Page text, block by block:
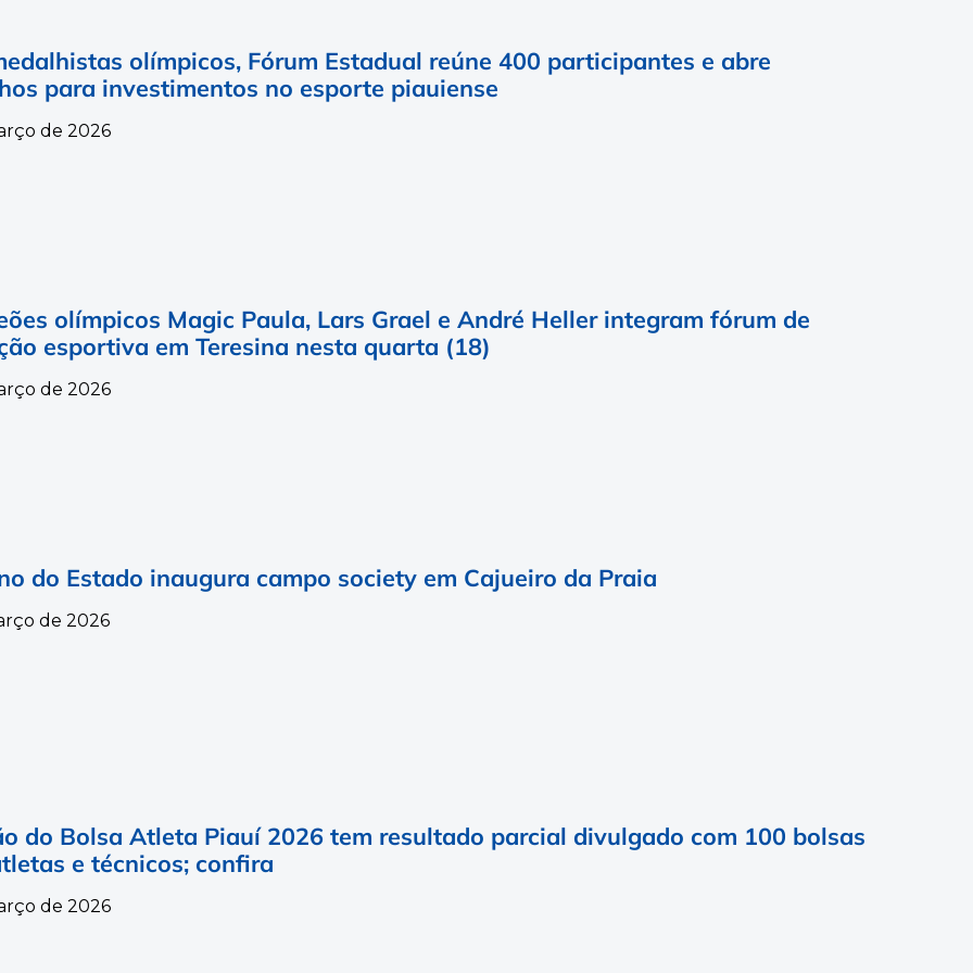
olímpicos, Fórum Estadual reúne 400 participantes e abre
para investimentos no esporte piauiense
de 2026
olímpicos Magic Paula, Lars Grael e André Heller integram fórum de
esportiva em Teresina nesta quarta (18)
de 2026
do Estado inaugura campo society em Cajueiro da Praia
de 2026
do Bolsa Atleta Piauí 2026 tem resultado parcial divulgado com 100 bolsas
e técnicos; confira
de 2026